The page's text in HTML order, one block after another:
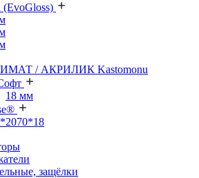
(EvoGloss)
/ АКРИЛИК Kastomonu
18 мм
защёлки